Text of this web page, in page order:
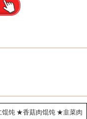
馄饨 ★香菇肉馄饨 ★韭菜肉